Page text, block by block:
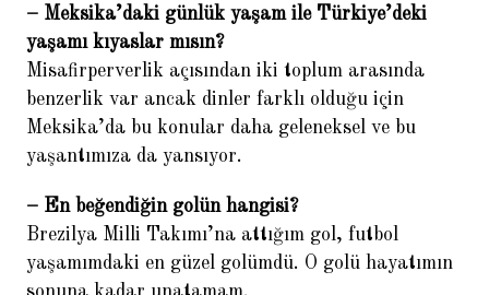
– Meksika’daki günlük yaşam ile Türkiye’deki
yaşamı kıyaslar mısın?
Misafirperverlik açısından iki toplum arasında
benzerlik var ancak dinler farklı olduğu için
Meksika’da bu konular daha geleneksel ve bu
yaşantımıza da yansıyor.
– En beğendiğin golün hangisi?
Brezilya Milli Takımı’na attığım gol, futbol
yaşamımdaki en güzel golümdü. O golü hayatımın